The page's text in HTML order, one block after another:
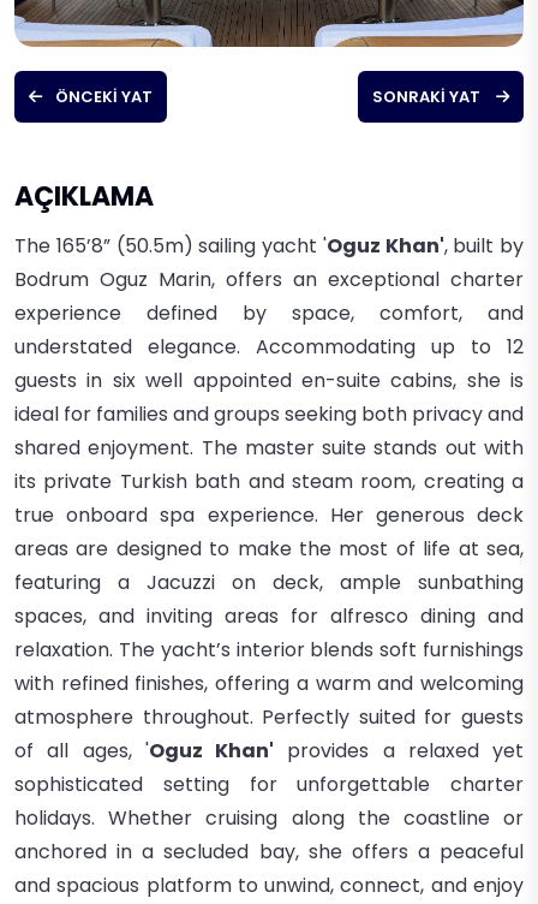
ÖNCEKI YAT SONRAKI YAT
AÇIKLAMA
The 165’8” (50.5m) sailing yacht 'Oguz Khan', built by
Bodrum Oguz Marin, offers an exceptional charter
experience defined by space, comfort, and
understated elegance. Accommodating up to 12
guests in six well appointed en-suite cabins, she is
ideal for families and groups seeking both privacy and
shared enjoyment. The master suite stands out with
its private Turkish bath and steam room, creating a
true onboard spa experience. Her generous deck
areas are designed to make the most of life at sea,
featuring a Jacuzzi on deck, ample sunbathing
spaces, and inviting areas for alfresco dining and
relaxation. The yacht’s interior blends soft furnishings
with refined finishes, offering a warm and welcoming
atmosphere throughout. Perfectly suited for guests
of all ages, 'Oguz Khan' provides a relaxed yet
sophisticated setting for unforgettable charter
holidays. Whether cruising along the coastline or
anchored in a secluded bay, she offers a peaceful
and spacious platform to unwind, connect, and enjoy